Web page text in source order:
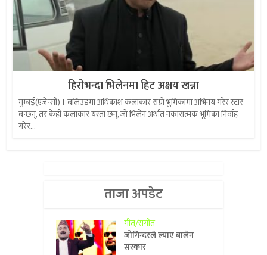
हिरोभन्दा भिलेनमा हिट अक्षय खन्ना
मुम्बई(एजेन्सी) । बलिउडमा अधिकांश कलाकार राम्रो भुमिकामा अभिनय गरेर स्टार
बन्छन्, तर केही कलाकार यस्ता छन्, जो भिलेन अर्थात नकारात्मक भूमिका निर्वाह
गरेर...
ताजा अपडेट
गीत/संगीत
जोगिन्दरले ल्याए बालेन
सरकार